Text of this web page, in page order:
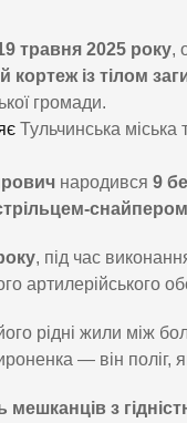
травня 2025 року,
кортеж із тілом
громади.
Тульчинська міська
народився 9
снайпером
, під час
артилерійського
рідні жили між
— він поліг,
мешканців з